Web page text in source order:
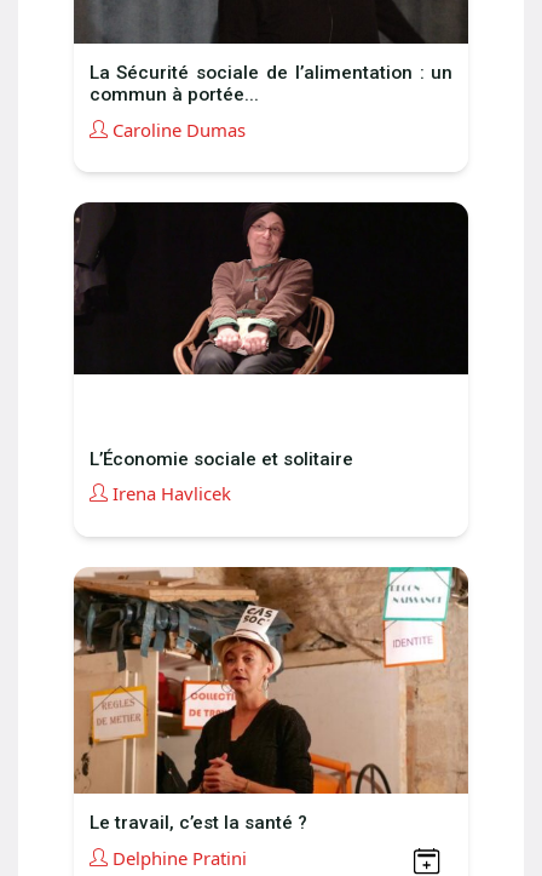
La Sécurité sociale de l’alimentation : un
commun à portée...
Caroline Dumas
L’Économie sociale et solitaire
Irena Havlicek
Le travail, c’est la santé ?
Delphine Pratini